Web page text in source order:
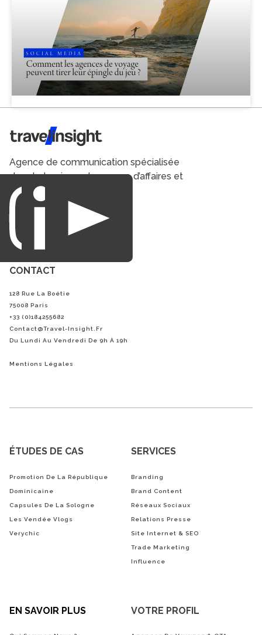
Travel Insight
Agence de communication spécialisée
dans le tourisme du voyage d’affaires et
du loisirs.
CONTACT
128 Rue La Boétie
75008 Paris
+33 (0)184255682
Contact@Travel-Insight.fr
Du Lundi Au Vendredi De 9h À 19h
Mentions Légales
ÉTUDES DE CAS
Promotion De La République
Dominicaine
Capsules De La Sologne
Les Vendée Vlogs
Verychic
SERVICES
Branding
Brand Content
Réseaux Sociaux
Relations Presse
Site Internet & SEO
Trade Marketing
Influence
EN SAVOIR PLUS VOTRE PROFIL